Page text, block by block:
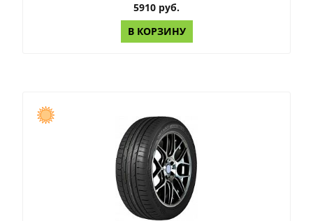
5910 руб.
В КОРЗИНУ